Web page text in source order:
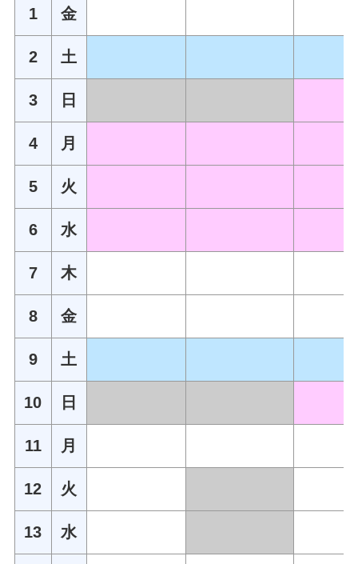
1 金
2 土
3 日
4 月
5 火
6 水
7 木
8 金
9 土
10 日
11 月
12 火
13 水